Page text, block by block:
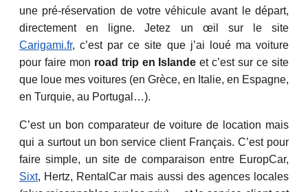
une pré-réservation de votre véhicule avant le départ,
directement en ligne. Jetez un œil sur le site
Carigami.fr, c’est par ce site que j’ai loué ma voiture
pour faire mon road trip en Islande et c’est sur ce site
que loue mes voitures (en Grèce, en Italie, en Espagne,
en Turquie, au Portugal…).
C’est un bon comparateur de voiture de location mais
qui a surtout un bon service client Français. C’est pour
faire simple, un site de comparaison entre EuropCar,
Sixt, Hertz, RentalCar mais aussi des agences locales